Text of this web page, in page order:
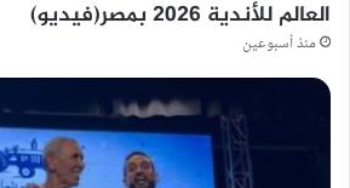
العالم للأندية 2026 بمصر(فيديو)
منذ أسبوعين